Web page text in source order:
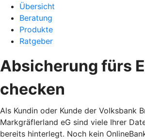
Übersicht
Beratung
Produkte
Ratgeber
Absicherung fürs
checken
Als Kundin oder Kunde der Volksbank
Markgräflerland eG sind viele Ihrer
bereits hinterlegt. Noch kein